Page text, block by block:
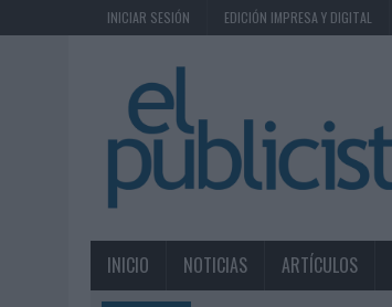
INICIAR SESIÓN EDICIÓN IMPRESA Y DIGITAL
INICIO NOTICIAS ARTÍCULOS